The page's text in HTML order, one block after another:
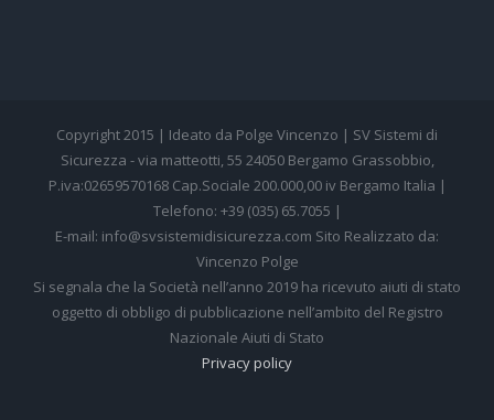
Copyright 2015 | Ideato da Polge Vincenzo | SV Sistemi di
Sicurezza - via matteotti, 55 24050 Bergamo Grassobbio,
P.iva:02659570168 Cap.Sociale 200.000,00 iv Bergamo Italia |
Telefono: +39 (035) 65.7055 |
E-mail: info@svsistemidisicurezza.com Sito Realizzato da:
Vincenzo Polge
Si segnala che la Società nell’anno 2019 ha ricevuto aiuti di stato
oggetto di obbligo di pubblicazione nell’ambito del Registro
Nazionale Aiuti di Stato
Privacy policy